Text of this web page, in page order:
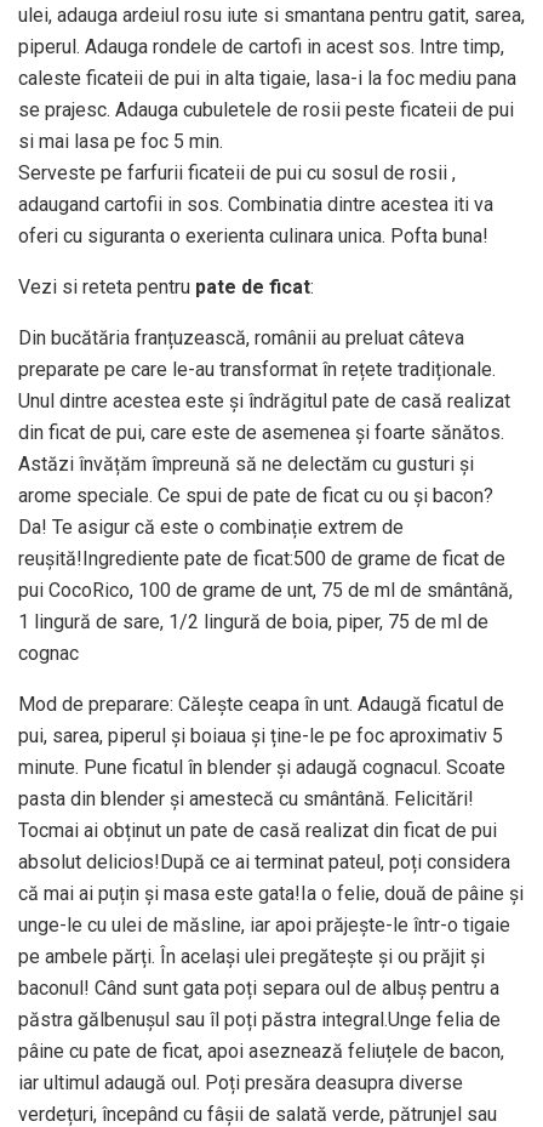
ulei, adauga ardeiul rosu iute si smantana pentru gatit, sarea,
piperul. Adauga rondele de cartofi in acest sos. Intre timp,
caleste ficateii de pui in alta tigaie, lasa-i la foc mediu pana
se prajesc. Adauga cubuletele de rosii peste ficateii de pui
si mai lasa pe foc 5 min.
Serveste pe farfurii ficateii de pui cu sosul de rosii ,
adaugand cartofii in sos. Combinatia dintre acestea iti va
oferi cu siguranta o exerienta culinara unica. Pofta buna!
Vezi si reteta pentru pate de ficat:
Din bucătăria franțuzească, românii au preluat câteva
preparate pe care le-au transformat în rețete tradiționale.
Unul dintre acestea este și îndrăgitul pate de casă realizat
din ficat de pui, care este de asemenea și foarte sănătos.
Astăzi învățăm împreună să ne delectăm cu gusturi și
arome speciale. Ce spui de pate de ficat cu ou și bacon?
Da! Te asigur că este o combinație extrem de
reușită!Ingrediente pate de ficat:500 de grame de ficat de
pui CocoRico, 100 de grame de unt, 75 de ml de smântână,
1 lingură de sare, 1/2 lingură de boia, piper, 75 de ml de
cognac
Mod de preparare: Călește ceapa în unt. Adaugă ficatul de
pui, sarea, piperul și boiaua și ține-le pe foc aproximativ 5
minute. Pune ficatul în blender și adaugă cognacul. Scoate
pasta din blender și amestecă cu smântână. Felicitări!
Tocmai ai obținut un pate de casă realizat din ficat de pui
absolut delicios!După ce ai terminat pateul, poți considera
că mai ai puțin și masa este gata!Ia o felie, două de pâine și
unge-le cu ulei de măsline, iar apoi prăjește-le într-o tigaie
pe ambele părți. În același ulei pregătește și ou prăjit și
baconul! Când sunt gata poți separa oul de albuș pentru a
păstra gălbenușul sau îl poți păstra integral.Unge felia de
pâine cu pate de ficat, apoi aseznează feliuțele de bacon,
iar ultimul adaugă oul. Poți presăra deasupra diverse
verdețuri, începând cu fâșii de salată verde, pătrunjel sau